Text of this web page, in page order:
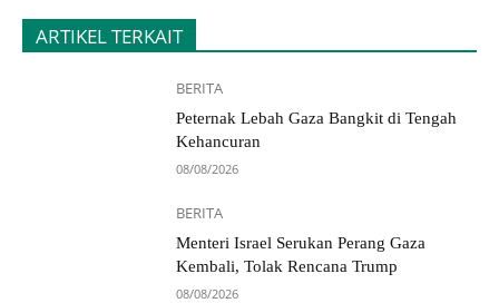
ARTIKEL TERKAIT
BERITA
Peternak Lebah Gaza Bangkit di Tengah
Kehancuran
08/08/2026
BERITA
Menteri Israel Serukan Perang Gaza
Kembali, Tolak Rencana Trump
08/08/2026